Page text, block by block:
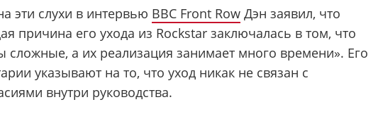
эти слухи в интервью BBC Front Row Дэн заявил, что
причина его ухода из Rockstar заключалась в том, что
сложные, а их реализация занимает много времени». Его
указывают на то, что уход никак не связан с
внутри руководства.